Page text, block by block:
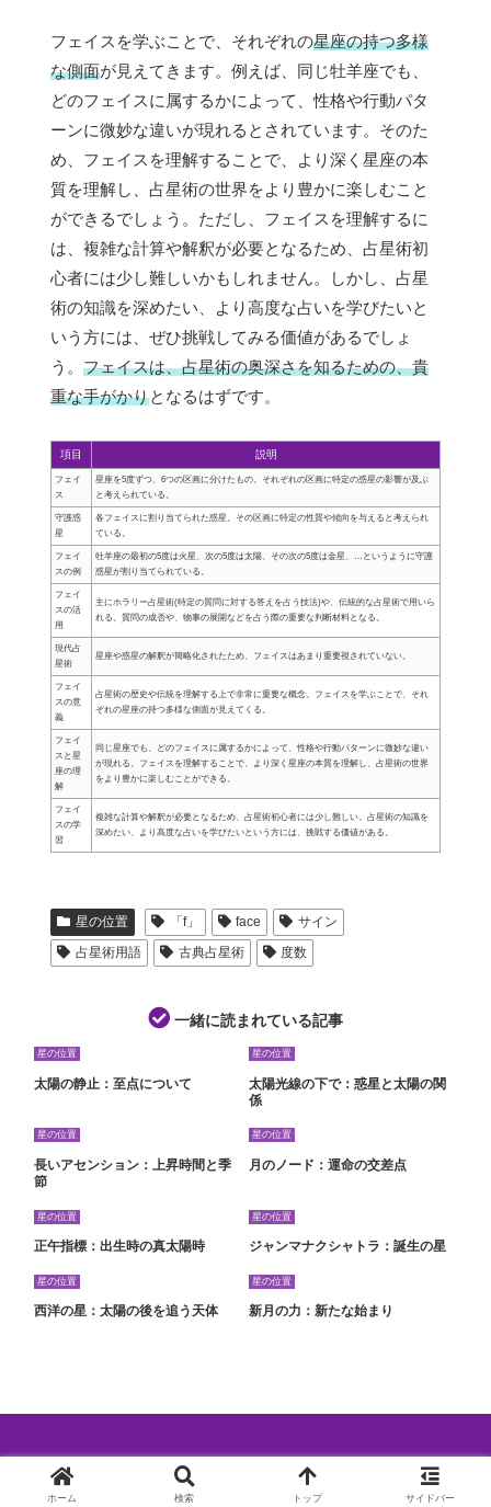
フェイスを学ぶことで、それぞれの星座の持つ多様
な側面が見えてきます。例えば、同じ牡羊座でも、
どのフェイスに属するかによって、性格や行動パタ
ーンに微妙な違いが現れるとされています。そのた
め、フェイスを理解することで、より深く星座の本
質を理解し、占星術の世界をより豊かに楽しむこと
ができるでしょう。ただし、フェイスを理解するに
は、複雑な計算や解釈が必要となるため、占星術初
心者には少し難しいかもしれません。しかし、占星
術の知識を深めたい、より高度な占いを学びたいと
いう方には、ぜひ挑戦してみる価値があるでしょ
う。 フェイスは、占星術の奥深さを知るための、貴
重な手がかりとなるはずです。
項目 説明
フェイ
ス
星座を5度ずつ、6つの区画に分けたもの。それぞれの区画に特定の惑星の影響が及ぶ
と考えられている。
守護惑
星
各フェイスに割り当てられた惑星。その区画に特定の性質や傾向を与えると考えられ
ている。
フェイ
スの例
牡羊座の最初の5度は火星、次の5度は太陽、その次の5度は金星、…というように守護
惑星が割り当てられている。
フェイ
スの活
用
主にホラリー占星術(特定の質問に対する答えを占う技法)や、伝統的な占星術で用いら
れる。質問の成否や、物事の展開などを占う際の重要な判断材料となる。
現代占
星術
星座や惑星の解釈が簡略化されたため、フェイスはあまり重要視されていない。
フェイ
スの意
義
占星術の歴史や伝統を理解する上で非常に重要な概念。フェイスを学ぶことで、それ
ぞれの星座の持つ多様な側面が見えてくる。
フェイ
スと星
座の理
解
同じ星座でも、どのフェイスに属するかによって、性格や行動パターンに微妙な違い
が現れる。フェイスを理解することで、より深く星座の本質を理解し、占星術の世界
をより豊かに楽しむことができる。
フェイ
スの学
習
複雑な計算や解釈が必要となるため、占星術初心者には少し難しい。占星術の知識を
深めたい、より高度な占いを学びたいという方には、挑戦する価値がある。
星の位置 「f」 face
サイン
占星術用語
古典占星術 度数
一緒に読まれている記事
星の位置
太陽の静止：至点について
星の位置
太陽光線の下で：惑星と太陽の関
係
星の位置
長いアセンション：上昇時間と季
節
星の位置
月のノード：運命の交差点
星の位置
正午指標：出生時の真太陽時
星の位置
ジャンマナクシャトラ：誕生の星
星の位置
西洋の星：太陽の後を追う天体
星の位置
新月の力：新たな始まり
© 2024 西洋占星術特集.
ホーム 検索 トップ サイドバー